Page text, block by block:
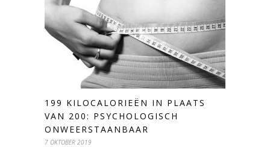
199 KILOCALORIEËN IN PLAATS
VAN 200: PSYCHOLOGISCH
ONWEERSTAANBAAR
7 OKTOBER 2019